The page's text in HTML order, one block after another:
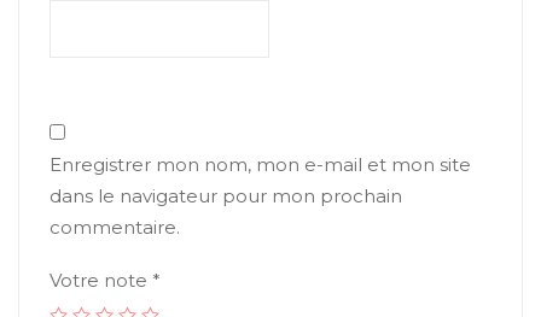
Enregistrer mon nom, mon e-mail et mon site
dans le navigateur pour mon prochain
commentaire.
Votre note *